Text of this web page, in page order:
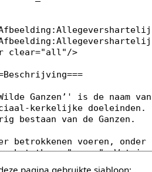
pagina gebruikte sjabloon: